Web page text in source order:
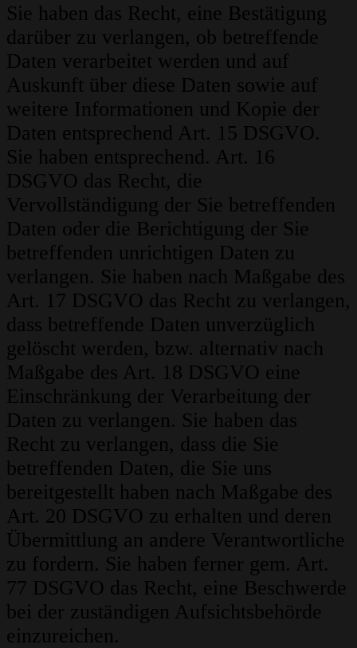
Sie haben das Recht, eine Bestätigung
darüber zu verlangen, ob betreffende
Daten verarbeitet werden und auf
Auskunft über diese Daten sowie auf
weitere Informationen und Kopie der
Daten entsprechend Art. 15 DSGVO.
Sie haben entsprechend. Art. 16
DSGVO das Recht, die
Vervollständigung der Sie betreffenden
Daten oder die Berichtigung der Sie
betreffenden unrichtigen Daten zu
verlangen. Sie haben nach Maßgabe des
Art. 17 DSGVO das Recht zu verlangen,
dass betreffende Daten unverzüglich
gelöscht werden, bzw. alternativ nach
Maßgabe des Art. 18 DSGVO eine
Einschränkung der Verarbeitung der
Daten zu verlangen. Sie haben das
Recht zu verlangen, dass die Sie
betreffenden Daten, die Sie uns
bereitgestellt haben nach Maßgabe des
Art. 20 DSGVO zu erhalten und deren
Übermittlung an andere Verantwortliche
zu fordern. Sie haben ferner gem. Art.
77 DSGVO das Recht, eine Beschwerde
bei der zuständigen Aufsichtsbehörde
einzureichen.